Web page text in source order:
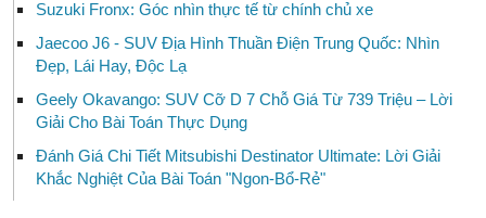
Suzuki Fronx: Góc nhìn thực tế từ chính chủ xe
Jaecoo J6 - SUV Địa Hình Thuần Điện Trung Quốc: Nhìn
Đẹp, Lái Hay, Độc Lạ
Geely Okavango: SUV Cỡ D 7 Chỗ Giá Từ 739 Triệu – Lời
Giải Cho Bài Toán Thực Dụng
Đánh Giá Chi Tiết Mitsubishi Destinator Ultimate: Lời Giải
Khắc Nghiệt Của Bài Toán "Ngon-Bổ-Rẻ"